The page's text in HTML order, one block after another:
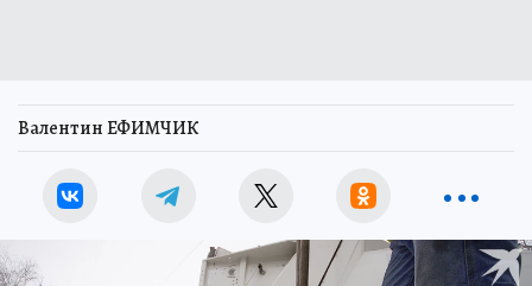
Валентин ЕФИМЧИК